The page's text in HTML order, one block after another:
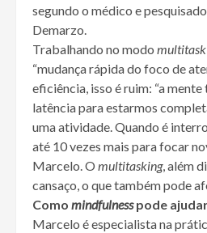
segundo o médico e
Demarzo.
Trabalhando no modo multitask
“mudança rápida do foco de
eficiência, isso é ruim: “a
latência para estarmos
uma atividade. Quando é
até 10 vezes mais para focar
Marcelo. O multitasking, além
cansaço, o que também pode
Como mindfulnesspode
Marcelo é especialista na